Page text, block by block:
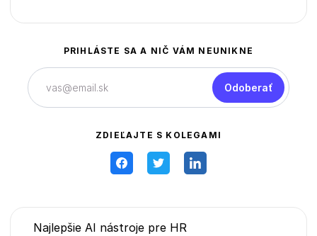
PRIHLÁSTE SA A NIČ VÁM NEUNIKNE
Odoberať
ZDIEĽAJTE S KOLEGAMI
Najlepšie AI nástroje pre HR